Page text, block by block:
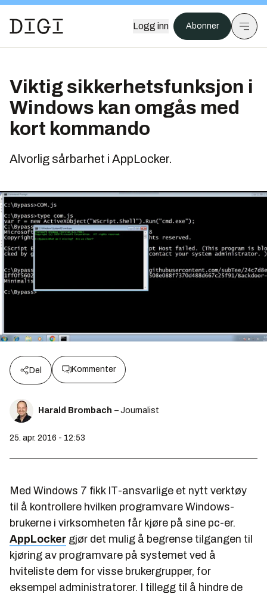
Logg inn Abonner
Viktig sikkerhetsfunksjon i
Windows kan omgås med
kort kommando
Alvorlig sårbarhet i AppLocker.
Del Kommenter
Harald Brombach – Journalist
25. apr. 2016 - 12:53
Med Windows 7 fikk IT-ansvarlige et nytt verktøy
til å kontrollere hvilken programvare Windows-
brukerne i virksomheten får kjøre på sine pc-er.
AppLocker gjør det mulig å begrense tilgangen til
kjøring av programvare på systemet ved å
hviteliste dem for visse brukergrupper, for
eksempel administratorer. I tillegg til å hindre de